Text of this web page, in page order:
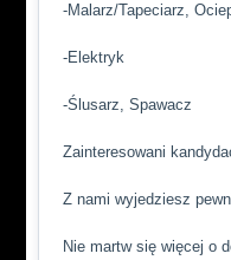
-Malarz/Tapeciarz,
-Elektryk
-Ślusarz, Spawacz
Zainteresowani
Z nami wyjedziesz
Nie martw się więcej o